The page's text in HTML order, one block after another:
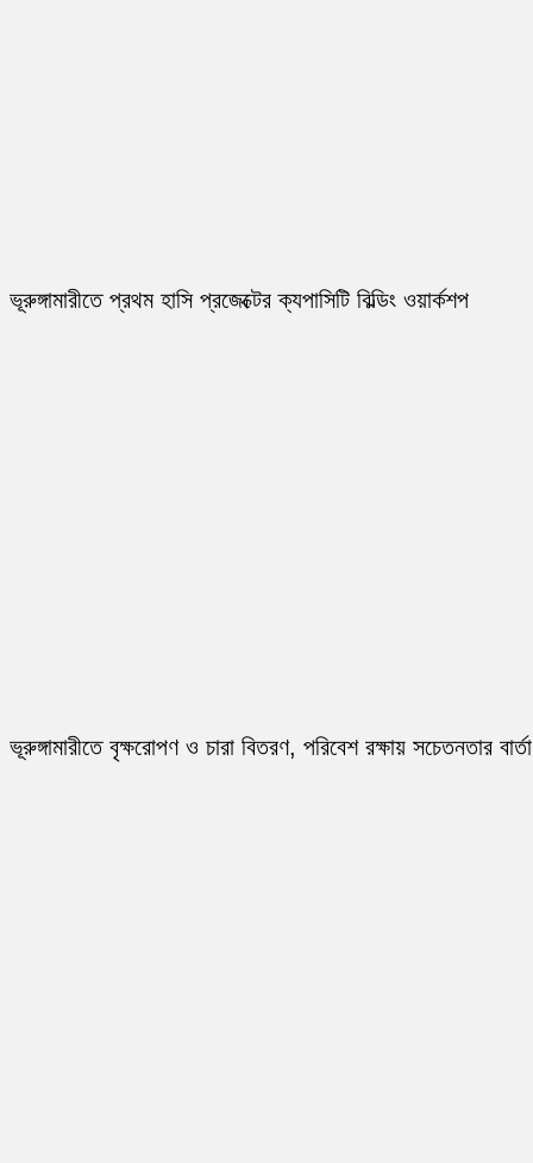
ভূরুঙ্গামারীতে প্রথম হাসি প্রজেক্টের ক্যপাসিটি বিল্ডিং ওয়ার্কশপ
ভূরুঙ্গামারীতে বৃক্ষরোপণ ও চারা বিতরণ, পরিবেশ রক্ষায় সচেতনতার বার্তা